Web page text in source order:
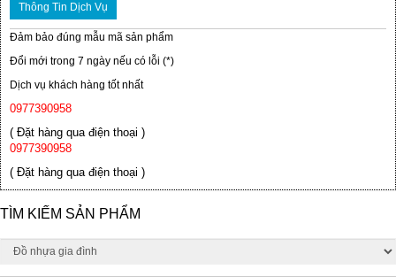
Thông Tin Dịch Vụ
Đảm bảo đúng mẫu mã sản phẩm
Đổi mới trong 7 ngày nếu có lỗi (*)
Dịch vụ khách hàng tốt nhất
0977390958
( Đặt hàng qua điện thoại )
0977390958
( Đặt hàng qua điện thoại )
TÌM KIẾM SẢN PHẨM